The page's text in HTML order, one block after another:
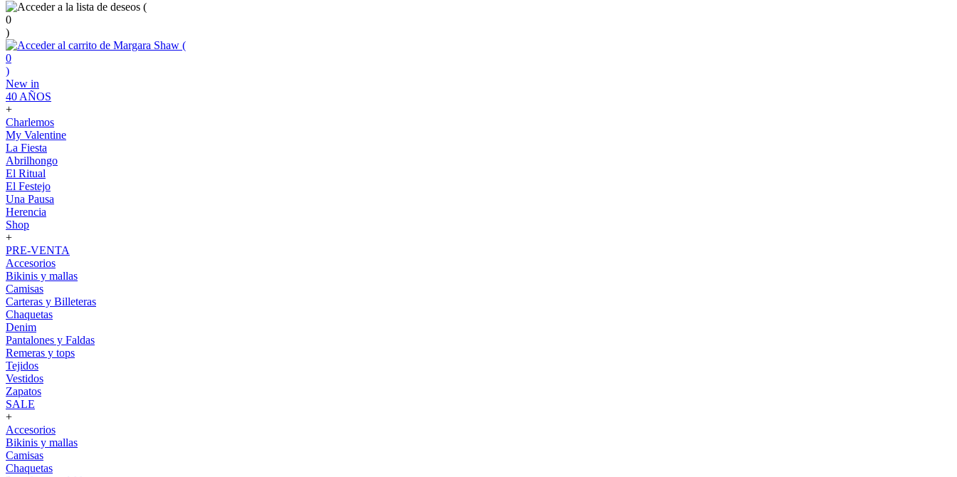
(
0
)
(
0
)
New in
40 AÑOS
+
Charlemos
My Valentine
La Fiesta
Abrilhongo
El Ritual
El Festejo
Una Pausa
Herencia
Shop
+
PRE-VENTA
Accesorios
Bikinis y mallas
Camisas
Carteras y Billeteras
Chaquetas
Denim
Pantalones y Faldas
Remeras y tops
Tejidos
Vestidos
Zapatos
SALE
+
Accesorios
Bikinis y mallas
Camisas
Chaquetas